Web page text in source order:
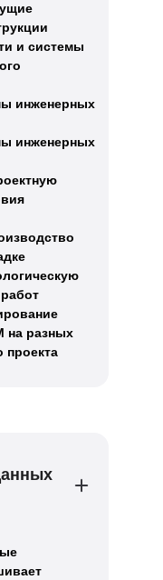
и системы
инженерных
инженерных
на разных
проекта